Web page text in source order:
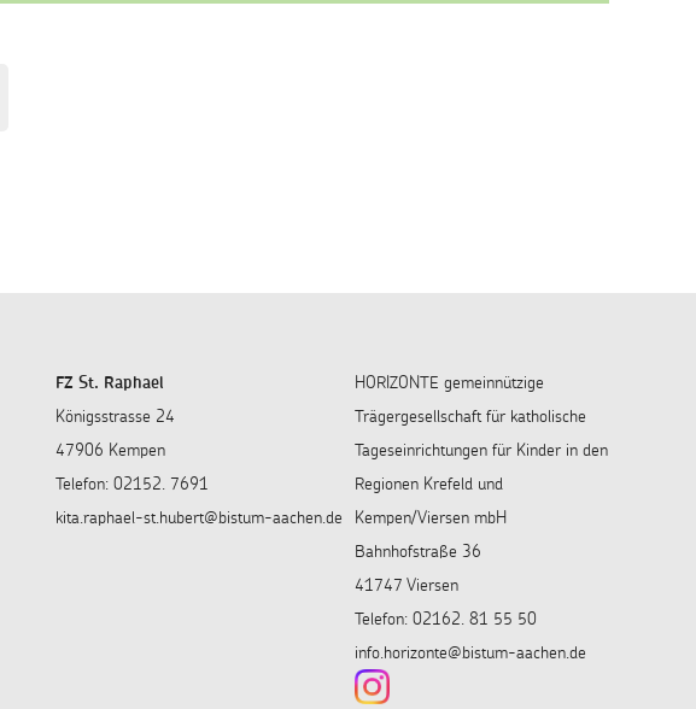
FZ St. Raphael
Königsstrasse 24
47906 Kempen
Telefon: 02152. 7691
kita.raphael-st.hubert@bistum-aachen.de
HORIZONTE gemeinnützige
Trägergesellschaft für katholische
Tageseinrichtungen für Kinder in den
Regionen Krefeld und
Kempen/Viersen mbH
Bahnhofstraße 36
41747 Viersen
Telefon: 02162. 81 55 50
info.horizonte@bistum-aachen.de